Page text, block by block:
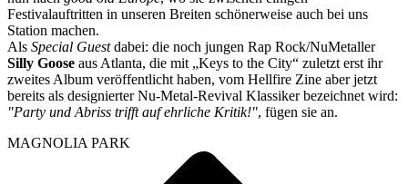
Festivalauftritten in unseren Breiten schönerweise auch bei uns
Station machen.
Als Special Guestdabei: die noch jungen Rap Rock/NuMetaller
Silly Goose aus Atlanta, die mit „Keys to the City“ zuletzt erst ihr
zweites Album veröffentlicht haben, vom Hellfire Zine aber jetzt
bereits als designierter Nu-Metal-Revival Klassiker bezeichnet wird:
"Party und Abriss trifft auf ehrliche Kritik!", fügen sie an.
MAGNOLIA PARK